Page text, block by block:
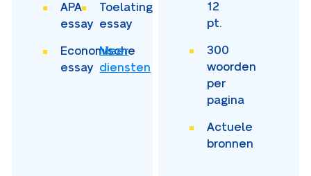
APA
essay
Toelating
essay
Economische
essay
Meer
diensten
12
pt.
300
woorden
per
pagina
Actuele
bronnen